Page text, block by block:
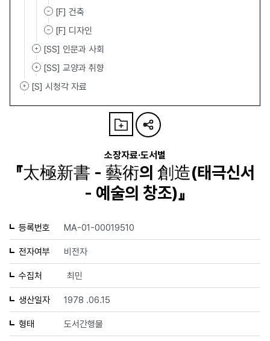
[F] 건축
[F] 디자인
[SS] 인문과 사회
[SS] 교양과 취향
[S] 시청각 자료
소장자료·도서별
『太極新書 - 藝術의 創造(태극신서
- 예술의 창조)』
등록번호 MA-01-00019510
전자여부 비전자
수집처 최민
생산일자 1978 .06.15
형태 도서간행물